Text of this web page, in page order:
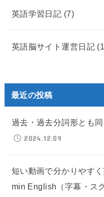
英語学習日記 (7)
英語脳サイト運営日記
最近の投稿
過去・過去分詞形とも
2024.12.09
短い動画で分かりやす
min English（字幕・ス